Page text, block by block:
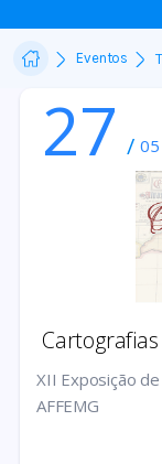
Eventos
27 /05
XII Exposição
AFFEMG